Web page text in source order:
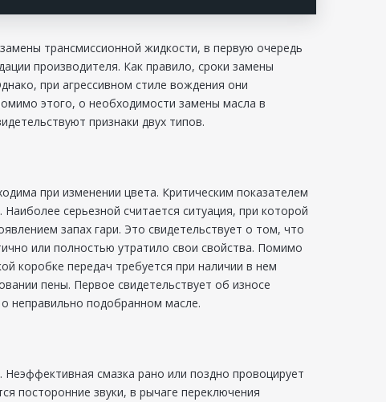
трансмиссионной жидкости, в первую очередь
производителя. Как правило, сроки замены
при агрессивном стиле вождения они
этого, о необходимости замены масла в
признаки двух типов.
при изменении цвета. Критическим показателем
серьезной считается ситуация, при которой
запах гари. Это свидетельствует о том, что
или полностью утратило свои свойства. Помимо
коробке передач требуется при наличии в нем
пены. Первое свидетельствует об износе
неправильно подобранном масле.
Неэффективная смазка рано или поздно провоцирует
посторонние звуки, в рычаге переключения